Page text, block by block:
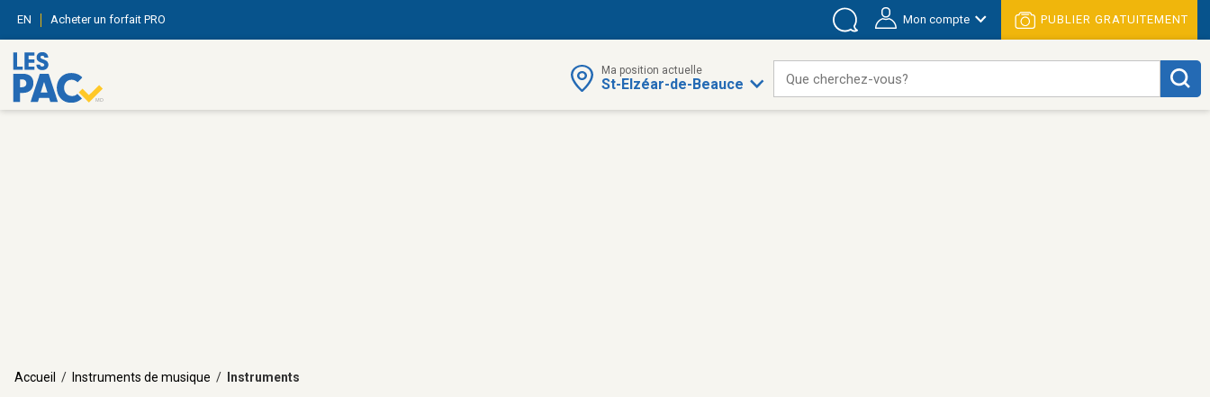
EN Acheter un forfait PRO Mon compte PUBLIER GRATUITEMENT
Ma position actuelle
St-Elzéar-de-Beauce Que cherchez-vous?
Accueil / Instruments de musique / Instruments